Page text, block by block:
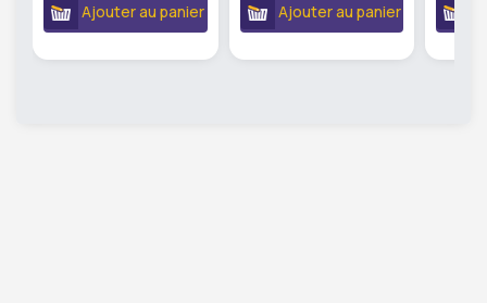
Ajouter au panier Ajouter au panier